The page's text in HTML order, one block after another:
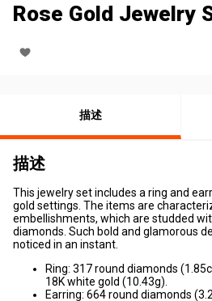
Rose Gold Jewelry
描述
描述
This jewelry set includes a ring and
gold settings. The items are
embellishments, which are studded
diamonds. Such bold and glamorous
noticed in an instant.
Ring: 317 round diamonds
18K white gold (10.43g).
Earring: 664 round diamonds